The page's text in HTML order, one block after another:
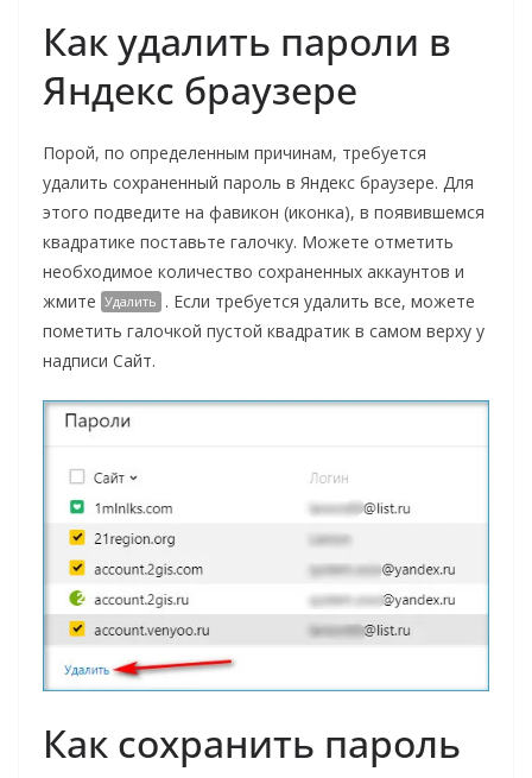
Как удалить пароли в
Яндекс браузере
Порой, по определенным причинам, требуется
удалить сохраненный пароль в Яндекс браузере. Для
этого подведите на фавикон (иконка), в появившемся
квадратике поставьте галочку. Можете отметить
необходимое количество сохраненных аккаунтов и
жмите Удалить . Если требуется удалить все, можете
пометить галочкой пустой квадратик в самом верху у
надписи Сайт.
Как сохранить пароль